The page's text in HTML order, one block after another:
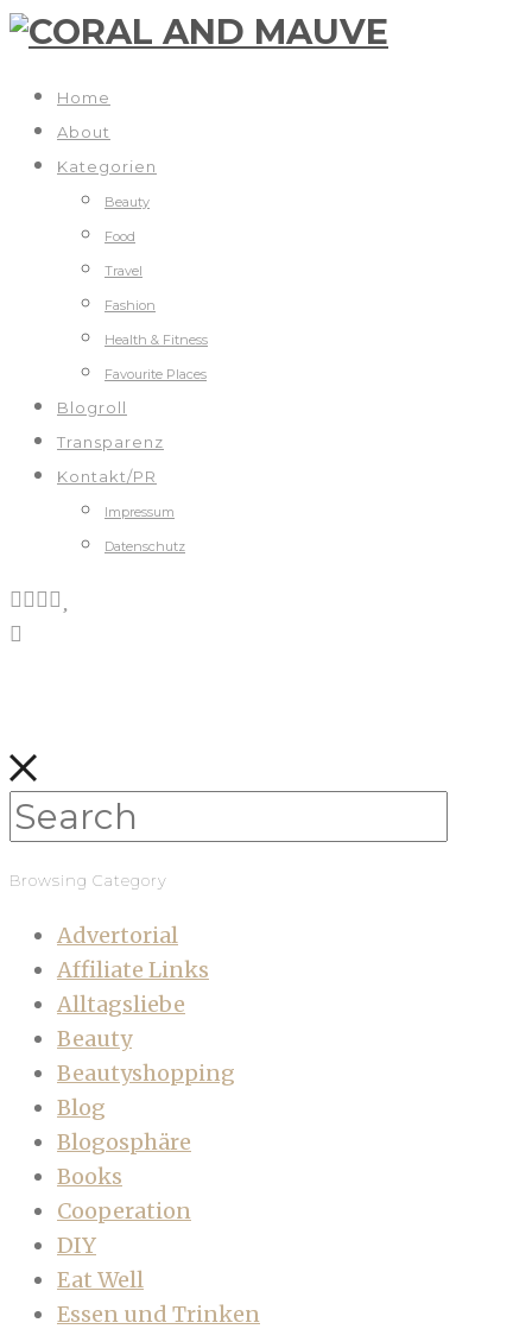
Home
About
Kategorien
Beauty
Food
Travel
Fashion
Health & Fitness
Favourite Places
Blogroll
Transparenz
Kontakt/PR
Impressum
Datenschutz
Browsing Category
Advertorial
Affiliate Links
Alltagsliebe
Beauty
Beautyshopping
Blog
Blogosphäre
Books
Cooperation
DIY
Eat Well
Essen und Trinken